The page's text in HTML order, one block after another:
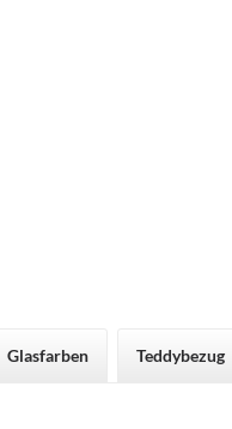
Glasfarben Teddybezug